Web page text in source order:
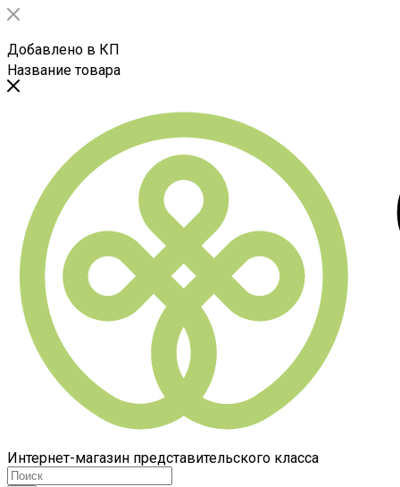
Добавлено в КП
Название товара
Интернет-магазин представительского класса